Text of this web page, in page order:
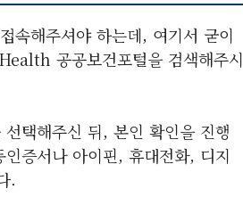
속해주셔야 하는데, 여기서 굳이
공공보건포털을 검색해주시
택해주신 뒤, 본인 확인을 진행
증서나 아이핀, 휴대전화, 디지
.